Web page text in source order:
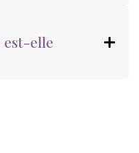
est-elle